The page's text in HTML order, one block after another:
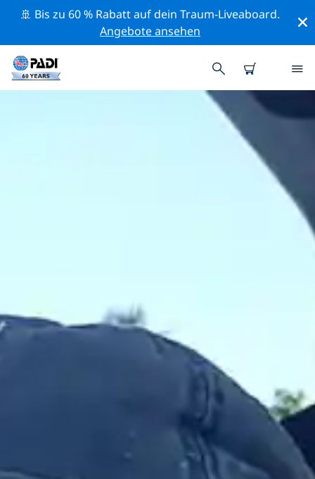
🚢 Bis zu 60 % Rabatt auf dein Traum-Liveaboard.
Angebote ansehen